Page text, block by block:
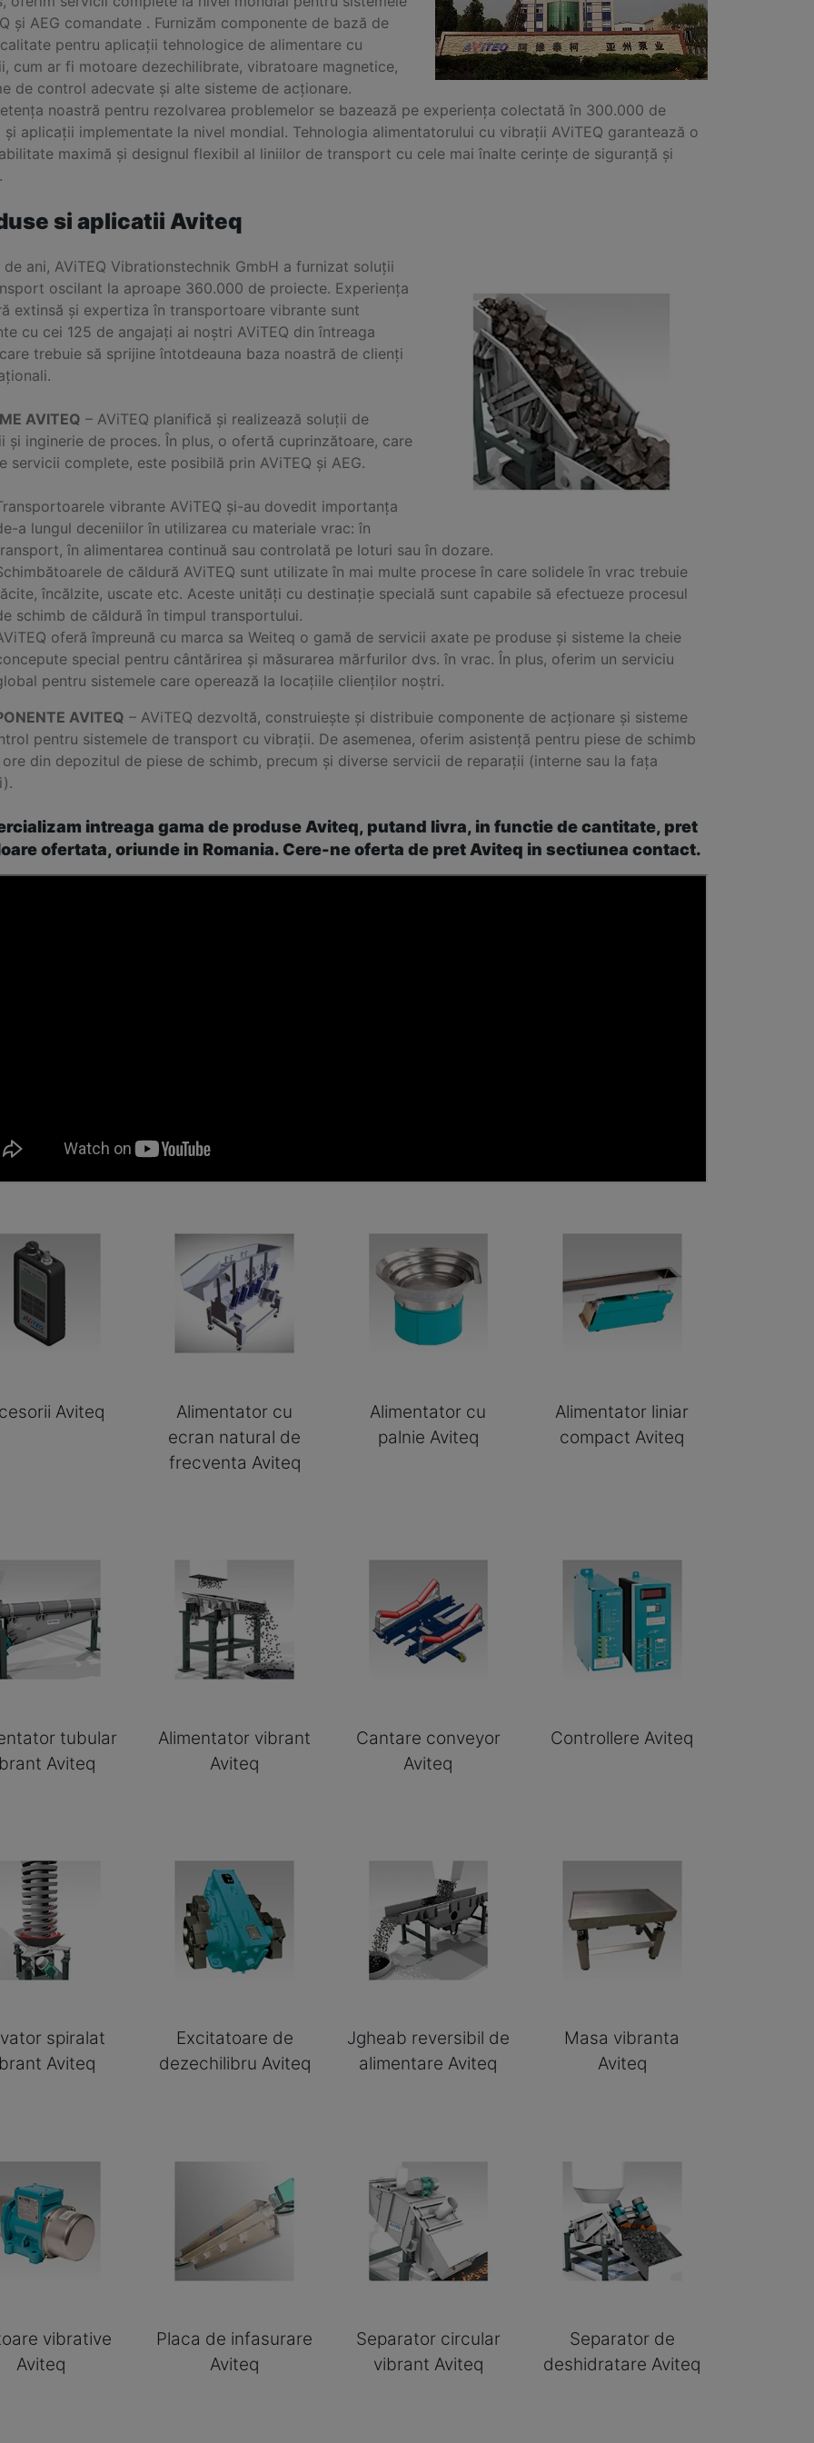
și AEG comandate . Furnizăm componente de bază de
pentru aplicații tehnologice de alimentare cu
cum ar fi motoare dezechilibrate, vibratoare magnetice,
de control adecvate și alte sisteme de acționare.
noastră pentru rezolvarea problemelor se bazează pe experiența colectată în 300.000 de
și aplicații implementate la nivel mondial. Tehnologia alimentatorului cu vibrații AViTEQ garantează o
maximă și designul flexibil al liniilor de transport cu cele mai înalte cerințe de siguranță și
si aplicatii Aviteq
ani, AViTEQ Vibrationstechnik GmbH a furnizat soluții
oscilant la aproape 360.000 de proiecte. Experiența
extinsă și expertiza în transportoare vibrante sunt
cu cei 125 de angajați ai noștri AViTEQ din întreaga
trebuie să sprijine întotdeauna baza noastră de clienți
AVITEQ – AViTEQ planifică și realizează soluții de
și inginerie de proces. În plus, o ofertă cuprinzătoare, care
servicii complete, este posibilă prin AViTEQ și AEG.
vibrante AViTEQ și-au dovedit importanța
a lungul deceniilor în utilizarea cu materiale vrac: în
în alimentarea continuă sau controlată pe loturi sau în dozare.
de căldură AViTEQ sunt utilizate în mai multe procese în care solidele în vrac trebuie
încălzite, uscate etc. Aceste unități cu destinație specială sunt capabile să efectueze procesul
schimb de căldură în timpul transportului.
oferă împreună cu marca sa Weiteq o gamă de servicii axate pe produse și sisteme la cheie
special pentru cântărirea și măsurarea mărfurilor dvs. în vrac. În plus, oferim un serviciu
pentru sistemele care operează la locațiile clienților noștri.
AVITEQ – AViTEQ dezvoltă, construiește și distribuie componente de acționare și sisteme
pentru sistemele de transport cu vibrații. De asemenea, oferim asistență pentru piese de schimb
din depozitul de piese de schimb, precum și diverse servicii de reparații (interne sau la fața
intreaga gama de produse Aviteq, putand livra, in functie de cantitate, pret
ofertata, oriunde in Romania. Cere-ne oferta de pret Aviteq in sectiunea contact.
Aviteq
Alimentator cu
ecran natural de
frecventa Aviteq
Alimentator cu
palnie Aviteq
Alimentator liniar
compact Aviteq
tubular
Aviteq
Alimentator vibrant
Aviteq
Cantare conveyor
Aviteq
Controllere Aviteq
spiralat
Aviteq
Excitatoare de
dezechilibru Aviteq
Jgheab reversibil de
alimentare Aviteq
Masa vibranta
Aviteq
vibrative
Aviteq
Placa de infasurare
Aviteq
Separator circular
vibrant Aviteq
Separator de
deshidratare Aviteq